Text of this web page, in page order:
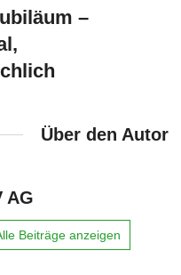
–
Über den Autor
AG
Beiträge anzeigen